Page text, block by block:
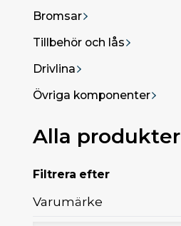
Bromsar
Tillbehör och lås
Drivlina
Övriga komponenter
Alla produkter
Filtrera efter
Varumärke